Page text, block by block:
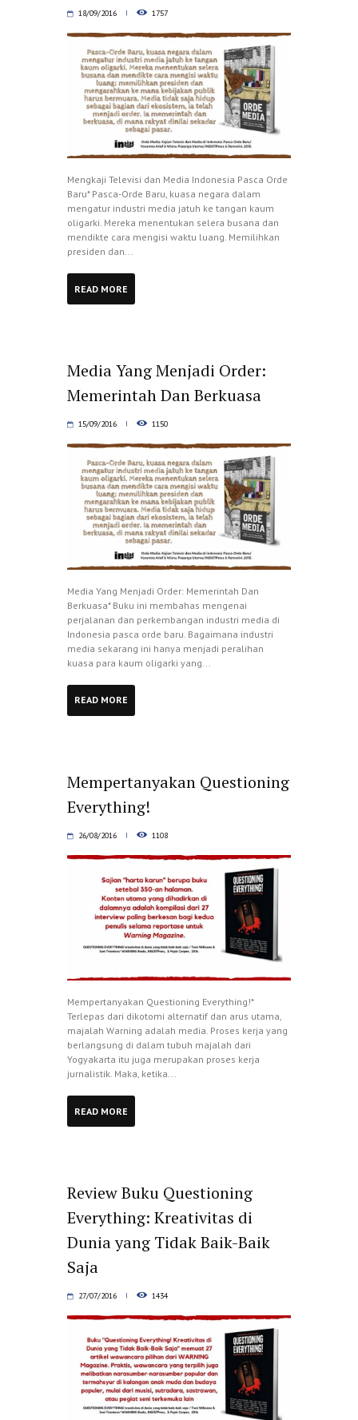
18/09/2016 1757
Mengkaji Televisi dan Media Indonesia Pasca Orde
Baru* Pasca-Orde Baru, kuasa negara dalam
mengatur industri media jatuh ke tangan kaum
oligarki. Mereka menentukan selera busana dan
mendikte cara mengisi waktu luang. Memilihkan
presiden dan...
READ MORE
Media Yang Menjadi Order:
Memerintah Dan Berkuasa
15/09/2016 1150
Media Yang Menjadi Order: Memerintah Dan
Berkuasa* Buku ini membahas mengenai
perjalanan dan perkembangan industri media di
Indonesia pasca orde baru. Bagaimana industri
media sekarang ini hanya menjadi peralihan
kuasa para kaum oligarki yang...
READ MORE
Mempertanyakan Questioning
Everything!
26/08/2016 1108
Mempertanyakan Questioning Everything!*
Terlepas dari dikotomi alternatif dan arus utama,
majalah Warning adalah media. Proses kerja yang
berlangsung di dalam tubuh majalah dari
Yogyakarta itu juga merupakan proses kerja
jurnalistik. Maka, ketika...
READ MORE
Review Buku Questioning
Everything: Kreativitas di
Dunia yang Tidak Baik-Baik
Saja
27/07/2016 1434